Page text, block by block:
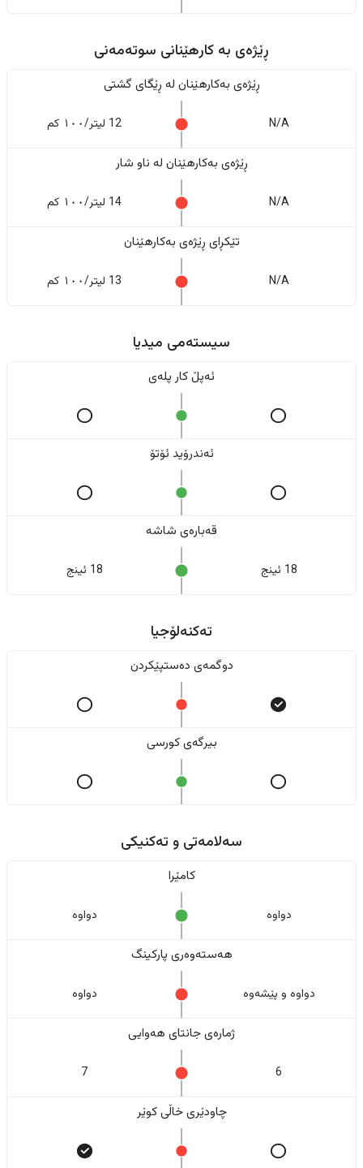
ڕێژەى به کارهێنانی سوتەمەنی
ڕێژەى بەکارهێنان له ڕێگای گشتی
N/A 12 لیتر/١٠٠ کم
ڕێژەى بەکارهێنان له ناو شار
N/A 14 لیتر/١٠٠ کم
تێکڕای ڕێژەى بەکارهێنان
N/A 13 لیتر/١٠٠ کم
سیستەمی میدیا
ئەپڵ کار پلەی
ئەندرۆید ئۆتۆ
قەبارەی شاشە
18 ئینج 18 ئینج
تەکنەلۆجیا
دوگمەی دەستپێکردن
بیرگەی کورسی
سەلامەتی و تەکنیکی
کامێرا
دواوە دواوە
هەستەوەری پارکینگ
دواوە و پێشەوە دواوە
ژمارەی جانتای هەوایی
6
7
چاودێری خاڵی کوێر